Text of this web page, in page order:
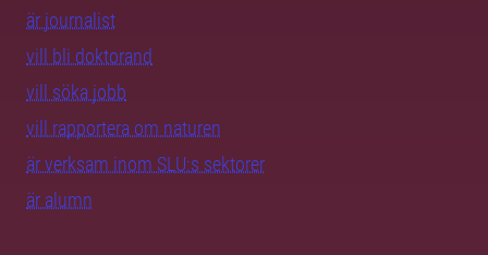
är journalist
vill bli doktorand
vill söka jobb
vill rapportera om naturen
är verksam inom SLU:s sektorer
är alumn